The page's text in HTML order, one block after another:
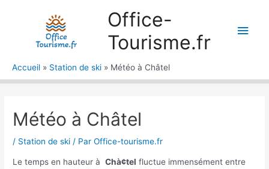
Office-
Tourisme.fr
Accueil Station de ski Météo à Châtel
Météo à Châtel
/ Station de ski / ParOffice-tourisme.fr
Le temps en hauteur àChà¢tel fluctue immensément entre